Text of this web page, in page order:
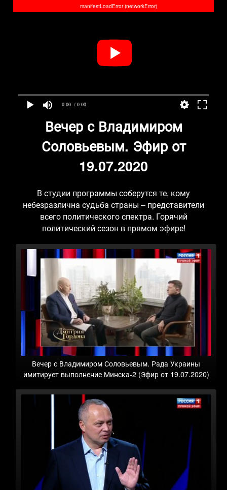
0:00 / 0:00
manifestLoadError (networkError)
Вечер с Владимиром
Соловьевым. Эфир от
19.07.2020
В студии программы соберутся те, кому
небезразлична судьба страны – представители
всего политического спектра. Горячий
политический сезон в прямом эфире!
Вечер с Владимиром Соловьевым. Рада Украины
имитирует выполнение Минска-2 (Эфир от 19.07.2020)